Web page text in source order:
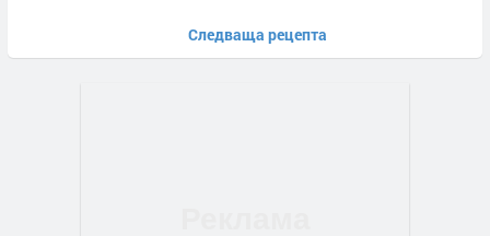
Следваща рецепта